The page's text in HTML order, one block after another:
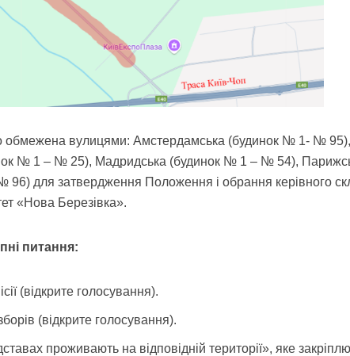
обмежена вулицями: Амстердамська (будинок № 1- № 95),
№ 1 – № 25), Мадридська (будинок № 1 – № 54),
для затвердження Положення і обрання керівного
«Нова Березівка».
питання:
(відкрите голосування).
(відкрите голосування).
проживають на відповідній території», яке